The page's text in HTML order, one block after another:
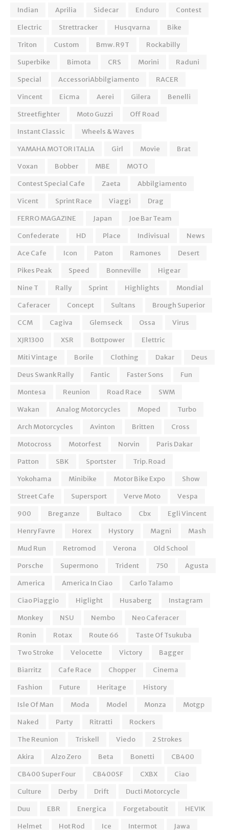
Indian
Aprilia Sidecar Enduro
Contest
Electric
Strettracker Husqvarna
Bike
Triton
Custom Bmw. R9T
Rockabilly
Superbike
Bimota CRS Morini
Raduni
Special
AccessoriAbbilgiamento
RACER
Vincent
Eicma Aerei Gilera
Benelli
Streetfighter
Moto Guzzi
Off Road
Instant Classic
Wheels & Waves
YAMAHA MOTOR ITALIA
Girl Movie
Brat
Voxan
Bobber MBE
MOTO
Contest Special Cafe
Zaeta
Abbilgiamento
Vicent
Sprint Race Viaggi
Drag
FERRO MAGAZINE
Japan
Joe Bar Team
Confederate
HD Place Indivisual
News
Ace Cafe
Icon Paton Ramones
Desert
Pikes Peak
Speed Bonneville
Higear
Nine T
Rally Sprint Highlights
Mondial
Caferacer
Concept Sultans
Brough Superior
CCM
Cagiva Glemseck Ossa
Virus
XJR1300
XSR Bottpower
Elettric
Miti Vintage
Borile Clothing Dakar
Deus
Deus Swank Rally
Fantic Faster Sons
Fun
Montesa
Reunion Road Race
SWM
Wakan
Analog Motorcycles Moped
Turbo
Arch Motorcycles
Avinton Britten
Cross
Motocross
Motorfest Norvin
Paris Dakar
Patton
SBK Sportster
Trip. Road
Yokohama
Minibike Motor Bike Expo
Show
Street Cafe
Supersport Verve Moto
Vespa
900
Breganze Bultaco Cbx
Egli Vincent
Henry Favre
Horex Hystory Magni
Mash
Mud Run
Retromod Verona
Old School
Porsche
Supermono Trident 750
Agusta
America
America In Ciao
Carlo Talamo
Ciao Piaggio
Higlight Husaberg
Instagram
Monkey
NSU Nembo
Neo Caferacer
Ronin
Rotax Route 66
Taste Of Tsukuba
Two Stroke
Velocette Victory
Bagger
Biarritz
Cafe Race Chopper
Cinema
Fashion
Future Heritage
History
Isle Of Man
Moda Model Monza
Motgp
Naked
Party Ritratti
Rockers
The Reunion
Triskell Viedo
2 Strokes
Akira
Alzo Zero Beta Bonetti
CB400
CB400 Super Four
CB400SF CXBX
Ciao
Culture
Derby Drift
Ducti Motorcycle
Duu
EBR Energica Forgetaboutit
HEVIK
Helmet
Hot Rod Ice Intermot Jawa